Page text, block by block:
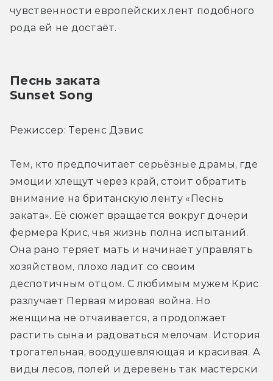
чувственности европейских лент подобного
рода ей не достаёт.
Песнь заката
Sunset Song
Режиссер: Теренс Дэвис
Тем, кто предпочитает серьёзные драмы, где
эмоции хлещут через край, стоит обратить
внимание на британскую ленту «Песнь
заката». Её сюжет вращается вокруг дочери
фермера Крис, чья жизнь полна испытаний.
Она рано теряет мать и начинает управлять
хозяйством, плохо ладит со своим
деспотичным отцом. С любимым мужем Крис
разлучает Первая мировая война. Но
женщина не отчаивается, а продолжает
растить сына и радоваться мелочам. История
трогательная, воодушевляющая и красивая. А
виды лесов, полей и деревень так мастерски